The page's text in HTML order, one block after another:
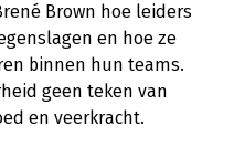
Brown hoe leiders
en hoe ze
binnen hun teams.
geen teken van
en veerkracht.